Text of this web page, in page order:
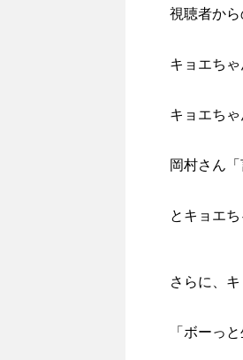
視聴者から
キョエちゃ
キョエちゃ
岡村さん
とキョエ
さらに、
「ボーっ